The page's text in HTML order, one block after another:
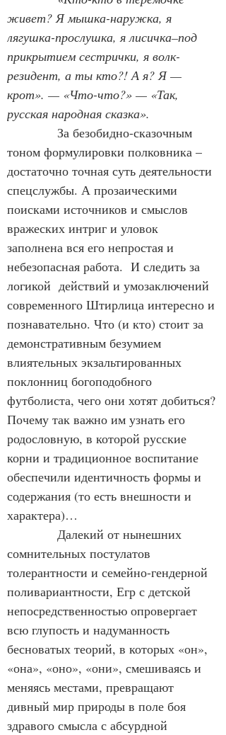
живет? Я мышка-наружка, я
лягушка-прослушка, я лисичка–под
прикрытием сестрички, я волк-
резидент, а ты кто?! А я? Я —
крот». — «Что-что?» — «Так,
русская народная сказка».
За безобидно-сказочным
тоном формулировки полковника –
достаточно точная суть деятельности
спецслужбы. А прозаическими
поисками источников и смыслов
вражеских интриг и уловок
заполнена вся его непростая и
небезопасная работа.  И следить за
логикой  действий и умозаключений
современного Штирлица интересно и
познавательно. Что (и кто) стоит за
демонстративным безумием
влиятельных экзальтированных
поклонниц богоподобного
футболиста, чего они хотят добиться?
Почему так важно им узнать его
родословную, в которой русские
корни и традиционное воспитание
обеспечили идентичность формы и
содержания (то есть внешности и
характера)…
Далекий от нынешних
сомнительных постулатов
толерантности и семейно-гендерной
поливариантности, Егр с детской
непосредственностью опровергает
всю глупость и надуманность
бесноватых теорий, в которых «он»,
«она», «оно», «они», смешиваясь и
меняясь местами, превращают
дивный мир природы в поле боя
здравого смысла с абсурдной